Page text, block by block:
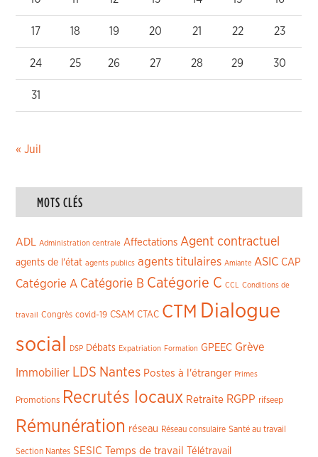
17 18 19 20 21 22 23
24 25 26 27 28 29 30
31
« Juil
MOTS CLÉS
ADL Administration centrale Affectations Agent contractuel
agents de l'état agents publics agents titulaires Amiante ASIC CAP
Catégorie A Catégorie B Catégorie C CCL Conditions de
travail Congrès covid-19 CSAM CTAC CTM Dialogue
social
DSP Débats Expatriation Formation GPEEC Grève
Immobilier LDS Nantes Postes à l'étranger Primes
Promotions Recrutés locaux Retraite RGPP rifseep
Rémunération réseau Réseau consulaire Santé au travail
Section Nantes SESIC Temps de travail Télétravail